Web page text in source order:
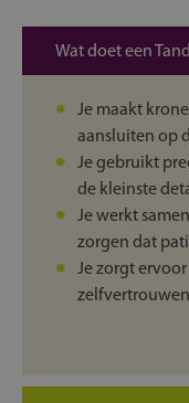
Wat doet een
Je maakt
aansluiten op
Je gebruikt
de kleinste
Je werkt
zorgen dat
Je zorgt